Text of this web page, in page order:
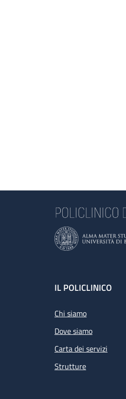
Footer
IL POLICLINICO
Chi siamo
Dove siamo
Carta dei servizi
Strutture